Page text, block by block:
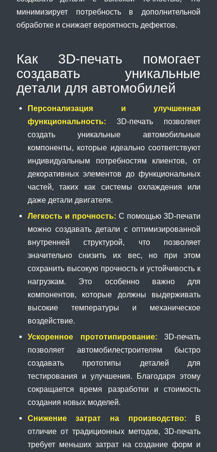
минимизирует потребность в дополнительной
обработке и снижает вероятность дефектов.
Как 3D-печать помогает
создавать уникальные
детали для автомобилей
Персонализация и улучшенная
функциональность: 3D-печать позволяет
создать уникальные автомобильные
компоненты, которые идеально соответствуют
индивидуальным потребностям клиентов, от
декоративных элементов до функциональных
частей, таких как системы охлаждения или
даже детали двигателя.
Легкость и прочность: С помощью 3D-печати
можно создавать детали с оптимизированной
внутренней структурой, что позволяет
значительно снизить их вес, но при этом
сохранить высокую прочность и устойчивость к
нагрузкам. Это особенно важно для
компонентов, которые должны выдерживать
высокие температуры и механическое
воздействие.
Ускоренное прототипирование: 3D-печать
позволяет автомобилестроителям быстро
создавать прототипы деталей для
тестирования и улучшения. Благодаря этому
сокращается время разработки и стоимость
создания новых моделей.
Снижение затрат на производство: В
отличие от традиционных методов, 3D-печать
требует меньших затрат на создание форм и